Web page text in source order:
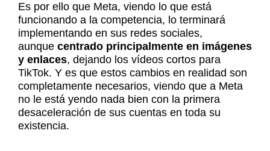
Es por ello que Meta, viendo lo que está
funcionando a la competencia, lo terminará
implementando en sus redes sociales,
aunque centrado principalmente en imágenes
y enlaces, dejando los vídeos cortos para
TikTok. Y es que estos cambios en realidad son
completamente necesarios, viendo que a Meta
no le está yendo nada bien con la primera
desaceleración de sus cuentas en toda su
existencia.